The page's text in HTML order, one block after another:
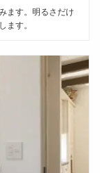
ます。明るさだけ
ます。